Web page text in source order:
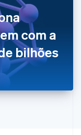
com a
bilhões